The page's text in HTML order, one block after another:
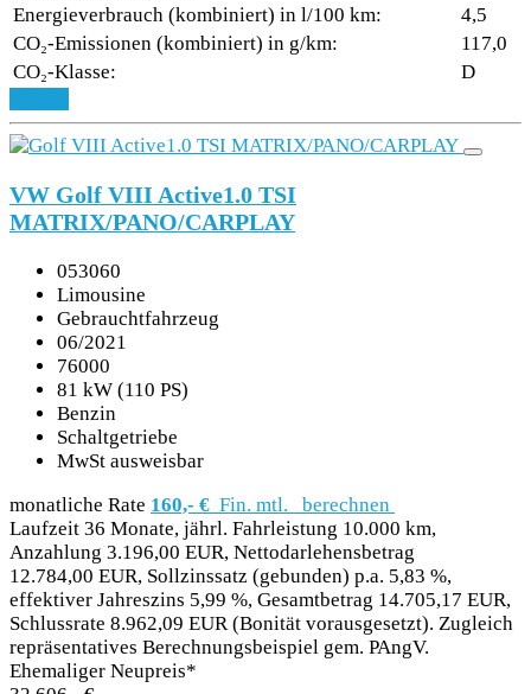
Energieverbrauch (kombiniert) in l/100 km:
4,5
CO₂-Emissionen (kombiniert) in g/km:
117,0
CO₂-Klasse:
D
VW Golf VIII Active1.0 TSI
MATRIX/PANO/CARPLAY
053060
Limousine
Gebrauchtfahrzeug
06/2021
76000
81 kW (110 PS)
Benzin
Schaltgetriebe
MwSt ausweisbar
monatliche Rate 160,- € Fin. mtl.
berechnen
Laufzeit 36 Monate, jährl. Fahrleistung 10.000 km,
Anzahlung 3.196,00 EUR, Nettodarlehensbetrag
12.784,00 EUR, Sollzinssatz (gebunden) p.a. 5,83 %,
effektiver Jahreszins 5,99 %, Gesamtbetrag 14.705,17 EUR,
Schlussrate 8.962,09 EUR (Bonität vorausgesetzt). Zugleich
repräsentatives Berechnungsbeispiel gem. PAngV.
Ehemaliger Neupreis*